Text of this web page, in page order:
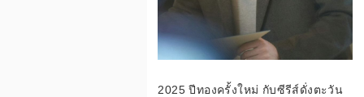
2025 ปีทองครั้งใหม่ กับซีรีส์ดั่งตะวัน